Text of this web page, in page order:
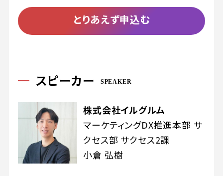
とりあえず申込む
スピーカー SPEAKER
株式会社イルグルム
マーケティングDX推進本部 サ
クセス部 サクセス2課
小倉 弘樹